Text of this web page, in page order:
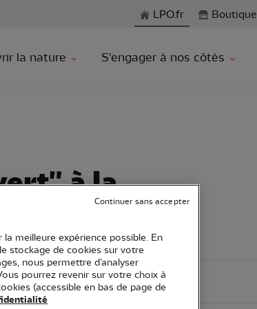
Aller à la rechercheLPO.fr Boutique
la nature S'engager à nos côtés
à la
meilleure expérience possible. En
stockage de cookies sur votre
nous permettre d’analyser
pourrez revenir sur votre choix à
(accessible en bas de page de
Continuer sans accepter